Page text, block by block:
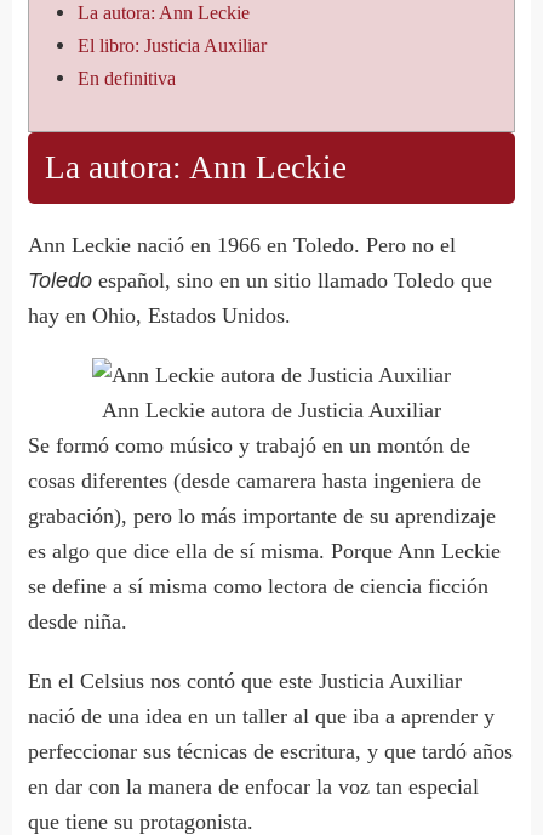
La autora: Ann Leckie
El libro: Justicia Auxiliar
En definitiva
La autora: Ann Leckie
Ann Leckie nació en 1966 en Toledo. Pero no el
Toledo español, sino en un sitio llamado Toledo que
hay en Ohio, Estados Unidos.
Ann Leckie autora de Justicia Auxiliar
Se formó como músico y trabajó en un montón de
cosas diferentes (desde camarera hasta ingeniera de
grabación), pero lo más importante de su aprendizaje
es algo que dice ella de sí misma. Porque Ann Leckie
se define a sí misma como lectora de ciencia ficción
desde niña.
En el Celsius nos contó que este Justicia Auxiliar
nació de una idea en un taller al que iba a aprender y
perfeccionar sus técnicas de escritura, y que tardó años
en dar con la manera de enfocar la voz tan especial
que tiene su protagonista.